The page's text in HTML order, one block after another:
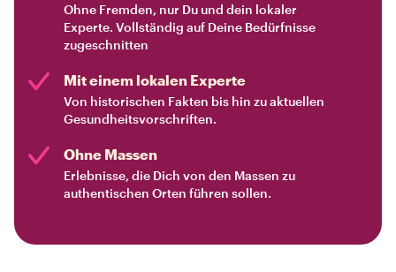
Ohne Fremden, nur Du und dein lokaler
Experte. Vollständig auf Deine Bedürfnisse
zugeschnitten
Mit einem lokalen Experte
Von historischen Fakten bis hin zu aktuellen
Gesundheitsvorschriften.
Ohne Massen
Erlebnisse, die Dich von den Massen zu
authentischen Orten führen sollen.